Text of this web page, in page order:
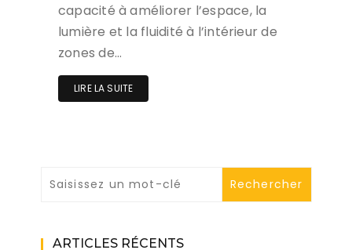
capacité à améliorer l’espace, la
lumière et la fluidité à l’intérieur de
zones de…
LIRE LA SUITE
ARTICLES RÉCENTS